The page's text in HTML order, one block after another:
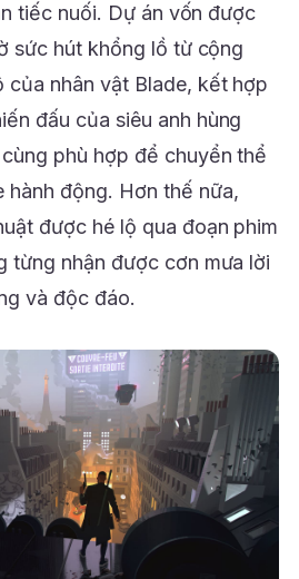
tiếc nuối. Dự án vốn được
sức hút khổng lồ từ cộng
của nhân vật Blade, kết hợp
đấu của siêu anh hùng
phù hợp để chuyển thể
hành động. Hơn thế nữa,
được hé lộ qua đoạn phim
từng nhận được cơn mưa lời
và độc đáo.